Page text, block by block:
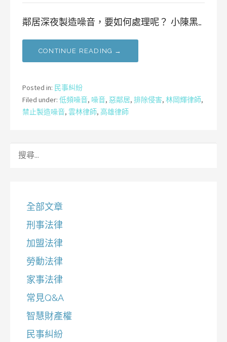
鄰居深夜製造噪音，要如何處理呢？ 小陳黑…
CONTINUE READING →
Posted in: 民事糾紛
Filed under: 低頻噪音, 噪音, 惡鄰居, 排除侵害, 林岡輝律師,
禁止製造噪音, 雲林律師, 高雄律師
全部文章
刑事法律
加盟法律
勞動法律
家事法律
常見Q&A
智慧財產權
民事糾紛